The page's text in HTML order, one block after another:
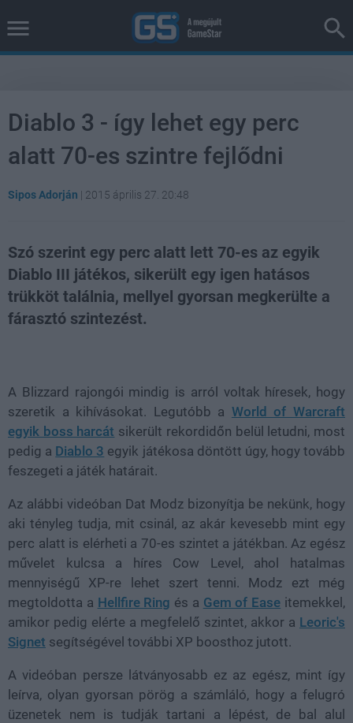
Diablo 3 - így lehet egy perc
alatt 70-es szintre fejlődni
Sipos Adorján | 2015 április 27. 20:48
Szó szerint egy perc alatt lett 70-es az egyik
Diablo III játékos, sikerült egy igen hatásos
trükköt találnia, mellyel gyorsan megkerülte a
fárasztó szintezést.
A Blizzard rajongói mindig is arról voltak híresek, hogy
szeretik a kihívásokat. Legutóbb a World of Warcraft
egyik boss harcát sikerült rekordidőn belül letudni, most
pedig a Diablo 3 egyik játékosa döntött úgy, hogy tovább
feszegeti a játék határait.
Az alábbi videóban Dat Modz bizonyítja be nekünk, hogy
aki tényleg tudja, mit csinál, az akár kevesebb mint egy
perc alatt is elérheti a 70-es szintet a játékban. Az egész
művelet kulcsa a híres Cow Level, ahol hatalmas
mennyiségű XP-re lehet szert tenni. Modz ezt még
megtoldotta a Hellfire Ring és a Gem of Ease itemekkel,
amikor pedig elérte a megfelelő szintet, akkor a Leoric's
Signet segítségével további XP boosthoz jutott.
A videóban persze látványosabb ez az egész, mint így
leírva, olyan gyorsan pörög a számláló, hogy a felugró
üzenetek nem is tudják tartani a lépést, de bal alul